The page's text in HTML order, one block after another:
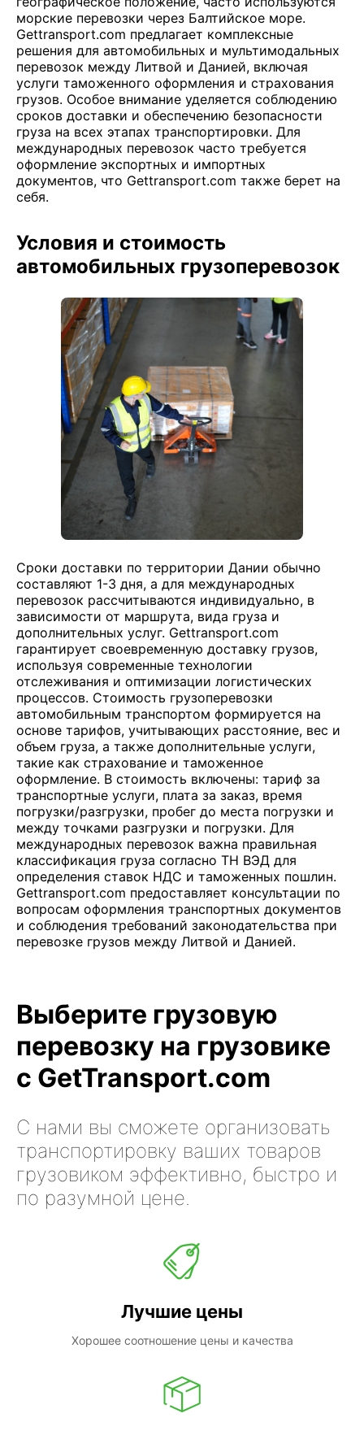
морские перевозки через Балтийское море.
Gettransport.com предлагает комплексные
решения для автомобильных и мультимодальных
перевозок между Литвой и Данией, включая
услуги таможенного оформления и страхования
грузов. Особое внимание уделяется соблюдению
сроков доставки и обеспечению безопасности
груза на всех этапах транспортировки. Для
международных перевозок часто требуется
оформление экспортных и импортных
документов, что Gettransport.com также берет на
себя.
Условия и стоимость
автомобильных грузоперевозок
Сроки доставки по территории Дании обычно
составляют 1-3 дня, а для международных
перевозок рассчитываются индивидуально, в
зависимости от маршрута, вида груза и
дополнительных услуг. Gettransport.com
гарантирует своевременную доставку грузов,
используя современные технологии
отслеживания и оптимизации логистических
процессов. Стоимость грузоперевозки
автомобильным транспортом формируется на
основе тарифов, учитывающих расстояние, вес и
объем груза, а также дополнительные услуги,
такие как страхование и таможенное
оформление. В стоимость включены: тариф за
транспортные услуги, плата за заказ, время
погрузки/разгрузки, пробег до места погрузки и
между точками разгрузки и погрузки. Для
международных перевозок важна правильная
классификация груза согласно ТН ВЭД для
определения ставок НДС и таможенных пошлин.
Gettransport.com предоставляет консультации по
вопросам оформления транспортных документов
и соблюдения требований законодательства при
перевозке грузов между Литвой и Данией.
Выберите грузовую
перевозку на грузовике
с GetTransport.com
С нами вы сможете организовать
транспортировку ваших товаров
грузовиком эффективно, быстро и
по разумной цене.
Лучшие цены
Хорошее соотношение цены и качества